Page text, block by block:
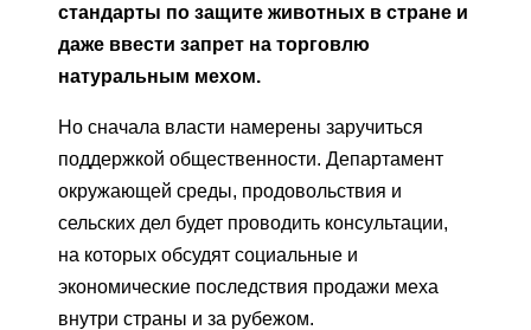
стандарты по защите животных в стране и
даже ввести запрет на торговлю
натуральным мехом.
Но сначала власти намерены заручиться
поддержкой общественности. Департамент
окружающей среды, продовольствия и
сельских дел будет проводить консультации,
на которых обсудят социальные и
экономические последствия продажи меха
внутри страны и за рубежом.